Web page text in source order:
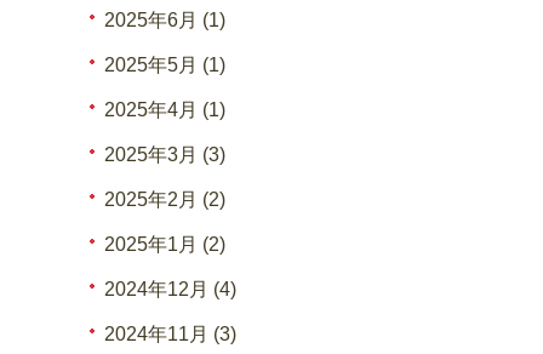
2025年6月 (1)
2025年5月 (1)
2025年4月 (1)
2025年3月 (3)
2025年2月 (2)
2025年1月 (2)
2024年12月 (4)
2024年11月 (3)